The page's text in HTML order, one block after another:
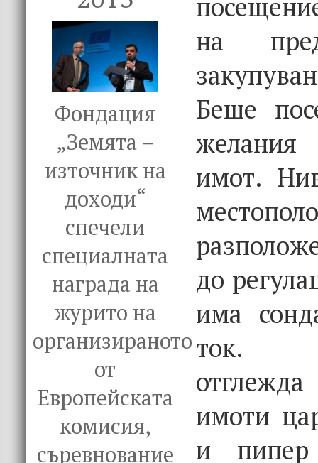
Фондация
„Земята –
източник на
доходи“
спечели
специалната
награда на
журито на
организираното
от
Европейската
комисия,
съревнование
на
Беше
имот.
до
има
ток.
имоти
и